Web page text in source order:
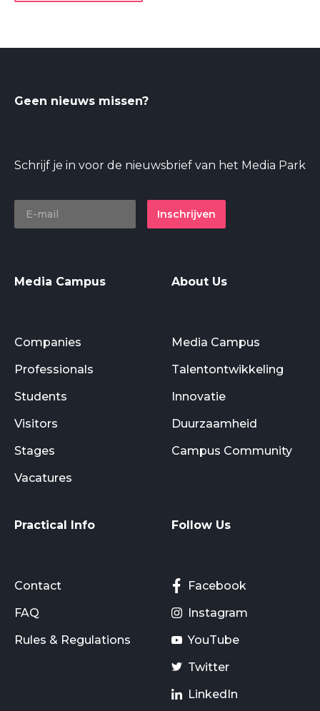
Geen nieuws missen?
Schrijf je in voor de nieuwsbrief van het Media Park
Inschrijven
Media Campus
Companies
Professionals
Students
Visitors
Stages
Vacatures
About Us
Media Campus
Talentontwikkeling
Innovatie
Duurzaamheid
Campus Community
Practical Info
Contact
FAQ
Rules & Regulations
Follow Us
Facebook
Instagram
YouTube
Twitter
LinkedIn